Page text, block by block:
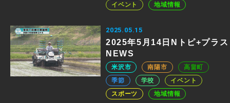
イベント
地域情報
2025.05.15
2025年5月14日Nトピ+プラス
NEWS
米沢市 南陽市
高畠町
季節
学校
イベント
スポーツ
地域情報